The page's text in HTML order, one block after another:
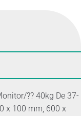
?? 40kg De 37-
x 100 mm, 600 x